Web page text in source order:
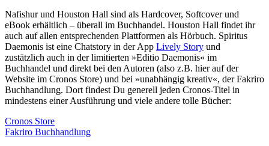
Nafishur und Houston Hall sind als Hardcover, Softcover und
eBook erhältlich – überall im Buchhandel. Houston Hall findet ihr
auch auf allen entsprechenden Plattformen als Hörbuch. Spiritus
Daemonis ist eine Chatstory in der App Lively Story und
zustätzlich auch in der limitierten »Editio Daemonis« im
Buchhandel und direkt bei den Autoren (also z.B. hier auf der
Website im Cronos Store) und bei »unabhängig kreativ«, der Fakriro
Buchhandlung. Dort findest Du generell jeden Cronos-Titel in
mindestens einer Ausführung und viele andere tolle Bücher:
Cronos Store
Fakriro Buchhandlung